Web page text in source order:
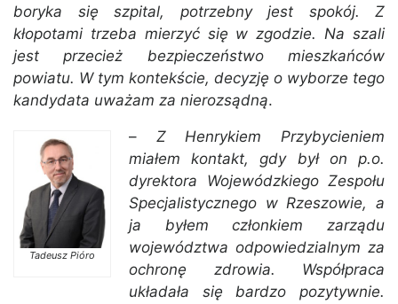
boryka się szpital, potrzebny jest spokój. Z
kłopotami trzeba mierzyć się w zgodzie. Na szali
jest przecież bezpieczeństwo mieszkańców
powiatu. W tym kontekście, decyzję o wyborze tego
kandydata uważam za nierozsądną.
Tadeusz Pióro
– Z Henrykiem Przybycieniem
miałem kontakt, gdy był on p.o.
dyrektora Wojewódzkiego Zespołu
Specjalistycznego w Rzeszowie, a
ja byłem członkiem zarządu
województwa odpowiedzialnym za
ochronę zdrowia. Współpraca
układała się bardzo pozytywnie.